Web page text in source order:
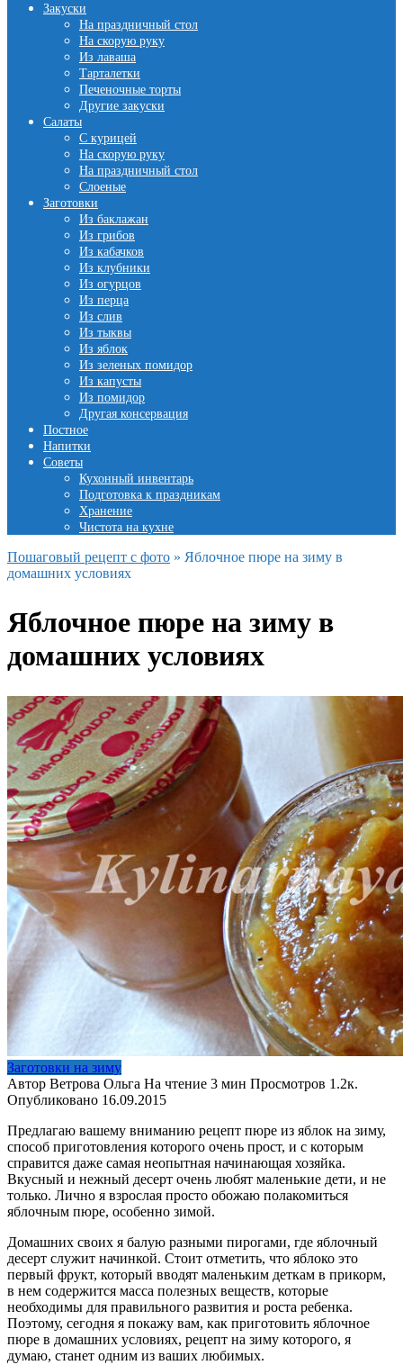
Закуски
На праздничный стол
На скорую руку
Из лаваша
Тарталетки
Печеночные торты
Другие закуски
Салаты
С курицей
На скорую руку
На праздничный стол
Слоеные
Заготовки
Из баклажан
Из грибов
Из кабачков
Из клубники
Из огурцов
Из перца
Из слив
Из тыквы
Из яблок
Из зеленых помидор
Из капусты
Из помидор
Другая консервация
Постное
Напитки
Советы
Кухонный инвентарь
Подготовка к праздникам
Хранение
Чистота на кухне
Пошаговый рецепт с фото » Яблочное пюре на зиму в
домашних условиях
Яблочное пюре на зиму в
домашних условиях
Заготовки на зиму
Автор Ветрова Ольга На чтение 3 мин Просмотров 1.2к.
Опубликовано 16.09.2015
Предлагаю вашему вниманию рецепт пюре из яблок на зиму,
способ приготовления которого очень прост, и с которым
справится даже самая неопытная начинающая хозяйка.
Вкусный и нежный десерт очень любят маленькие дети, и не
только. Лично я взрослая просто обожаю полакомиться
яблочным пюре, особенно зимой.
Домашних своих я балую разными пирогами, где яблочный
десерт служит начинкой. Стоит отметить, что яблоко это
первый фрукт, который вводят маленьким деткам в прикорм,
в нем содержится масса полезных веществ, которые
необходимы для правильного развития и роста ребенка.
Поэтому, сегодня я покажу вам, как приготовить яблочное
пюре в домашних условиях, рецепт на зиму которого, я
думаю, станет одним из ваших любимых.